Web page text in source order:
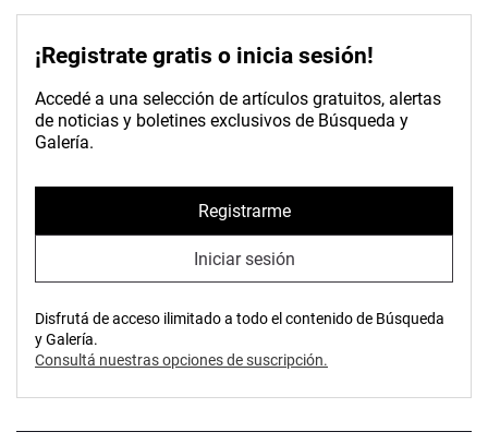
¡Registrate gratis o inicia sesión!
Accedé a una selección de artículos gratuitos, alertas
de noticias y boletines exclusivos de Búsqueda y
Galería.
Registrarme
Iniciar sesión
Disfrutá de acceso ilimitado a todo el contenido de Búsqueda
y Galería.
Consultá nuestras opciones de suscripción.